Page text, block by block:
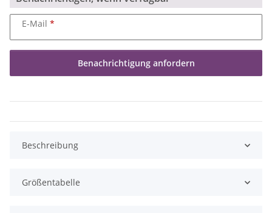
E-Mail
Benachrichtigung anfordern
Beschreibung
Größentabelle